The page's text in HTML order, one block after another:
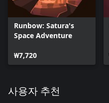
Runbow: Satura's
Space Adventure
₩7,720
사용자 추천